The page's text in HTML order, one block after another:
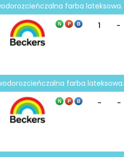
farba lateksowa.
1 -
farba lateksowa.
- -